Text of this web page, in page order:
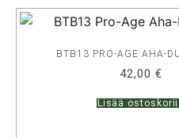
BTB13 PRO-AGE AHA-
42,00 €
Lisää